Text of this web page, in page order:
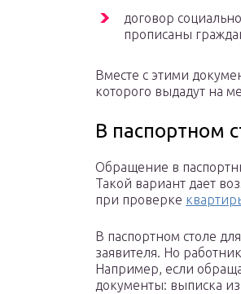
договор
прописаны
Вместе с этими
которого выдадут на
В паспортном
Обращение в
Такой вариант дает
при проверке
В паспортном столе
заявителя. Но
Например, если
документы: выписка